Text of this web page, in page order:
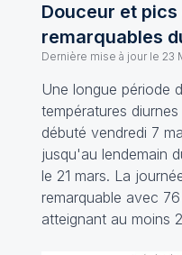
Douceur et
remarquables
Dernière mise à jour le 23
Une longue période
températures
débuté vendredi 7
jusqu'au lendemain
le 21 mars. La
remarquable avec
atteignant au moins